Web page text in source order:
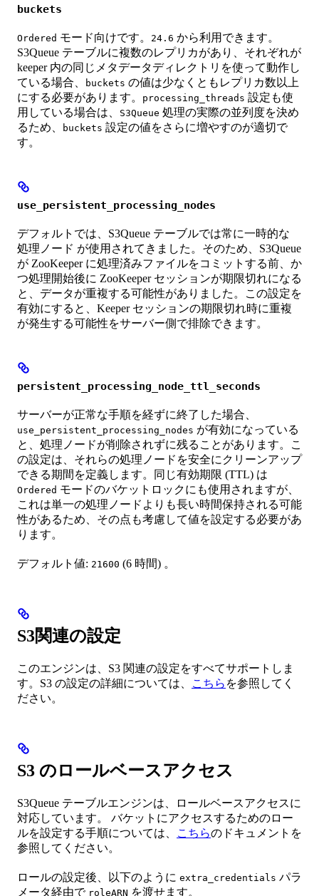
buckets
Ordered モード向けです。 24.6 から利用できます。
S3Queue テーブルに複数のレプリカがあり、それぞれが
keeper 内の同じメタデータディレクトリを使って動作し
ている場合、
buckets の値は少なくともレプリカ数以上
にする必要があります。
processing_threads 設定も使
用している場合は、
S3Queue 処理の実際の並列度を決め
るため、
buckets 設定の値をさらに増やすのが適切で
す。
use_persistent_processing_nodes
デフォルトでは、S3Queue テーブルでは常に一時的な
処理ノード が使用されてきました。そのため、S3Queue
が ZooKeeper に処理済みファイルをコミットする前、か
つ処理開始後に ZooKeeper セッションが期限切れになる
と、データが重複する可能性がありました。この設定を
有効にすると、Keeper セッションの期限切れ時に重複
が発生する可能性をサーバー側で排除できます。
persistent_processing_node_ttl_seconds
サーバーが正常な手順を経ずに終了した場合、
use_persistent_processing_nodes が有効になっている
と、処理ノードが削除されずに残ることがあります。こ
の設定は、それらの処理ノードを安全にクリーンアップ
できる期間を定義します。同じ有効期限 (TTL) は
Ordered モードのバケットロックにも使用されますが、
これは単一の処理ノードよりも長い時間保持される可能
性があるため、その点も考慮して値を設定する必要があ
ります。
デフォルト値: 21600 (6 時間) 。
S3関連の設定
このエンジンは、S3 関連の設定をすべてサポートしま
す。S3 の設定の詳細については、
こちら を参照してく
ださい。
S3 のロールベースアクセス
S3Queue テーブルエンジンは、ロールベースアクセスに
対応しています。 バケットにアクセスするためのロー
ルを設定する手順については、
こちらのドキュメントを
参照してください。
ロールの設定後、以下のように extra_credentials パラ
メータ経由で roleARN を渡せます。